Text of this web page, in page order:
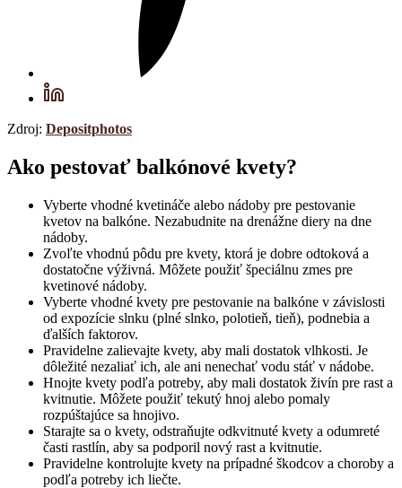
Zdroj: Depositphotos
Ako pestovať balkónové kvety?
Vyberte vhodné kvetináče alebo nádoby pre pestovanie
kvetov na balkóne. Nezabudnite na drenážne diery na dne
nádoby.
Zvoľte vhodnú pôdu pre kvety, ktorá je dobre odtoková a
dostatočne výživná. Môžete použiť špeciálnu zmes pre
kvetinové nádoby.
Vyberte vhodné kvety pre pestovanie na balkóne v závislosti
od expozície slnku (plné slnko, polotieň, tieň), podnebia a
ďalších faktorov.
Pravidelne zalievajte kvety, aby mali dostatok vlhkosti. Je
dôležité nezaliať ich, ale ani nenechať vodu stáť v nádobe.
Hnojte kvety podľa potreby, aby mali dostatok živín pre rast a
kvitnutie. Môžete použiť tekutý hnoj alebo pomaly
rozpúštajúce sa hnojivo.
Starajte sa o kvety, odstraňujte odkvitnuté kvety a odumreté
časti rastlín, aby sa podporil nový rast a kvitnutie.
Pravidelne kontrolujte kvety na prípadné škodcov a choroby a
podľa potreby ich liečte.